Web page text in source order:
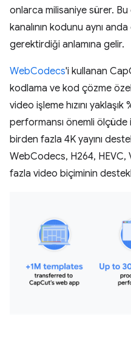
onlarca milisaniye sürer.
kanalının kodunu aynı
gerektirdiği anlamına gelir.
WebCodecs'i kullanan
kodlama ve kod çözme
video işleme hızını
performansı önemli ölçüde
birden fazla 4K yayını
WebCodecs, H264, HEVC,
fazla video biçiminin